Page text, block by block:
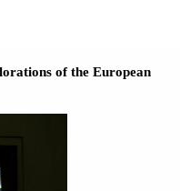
of the European